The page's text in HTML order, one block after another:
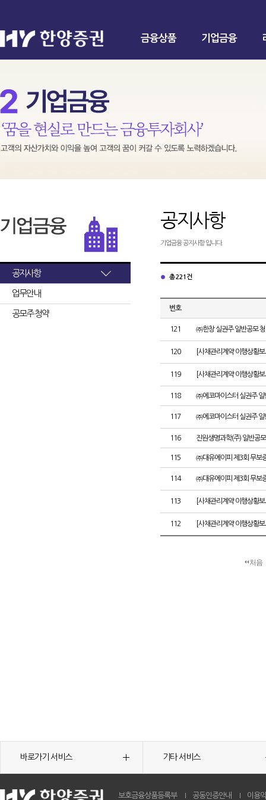
금융상품 기업금융
공지사항
업무안내
공모주 청약
공지사항
기업금융 공지사항 입니다.
총 221건
번호
121 ㈜한창 실권주 일반공모
120 [사채관리계약 이행상황
119 [사채관리계약 이행상황
118 ㈜에코마이스터 실권주 일
117 ㈜에코마이스터 실권주 일
116 진원생명과학(주) 일반공
115 ㈜대유에이피 제3회 무보
114 ㈜대유에이피 제3회 무보
113 [사채관리계약 이행상황
112 [사채관리계약 이행상황
처음
바로가기 서비스 기타 서비스
보호금융상품등록부 공동인증안내 이용